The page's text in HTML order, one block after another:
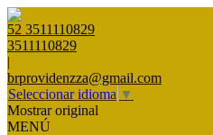
52 3511110829
3511110829
|
brprovidenzza@gmail.com
Seleccionar idioma ▼
Mostrar original
MENÚ